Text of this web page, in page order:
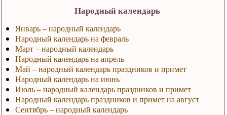
Народный календарь
Январь – народный календарь
Народный календарь на февраль
Март – народный календарь
Народный календарь на апрель
Май – народный календарь праздников и примет
Народный календарь на июнь
Июль – народный календарь праздников и примет
Народный календарь праздников и примет на август
Сентябрь – народный календарь